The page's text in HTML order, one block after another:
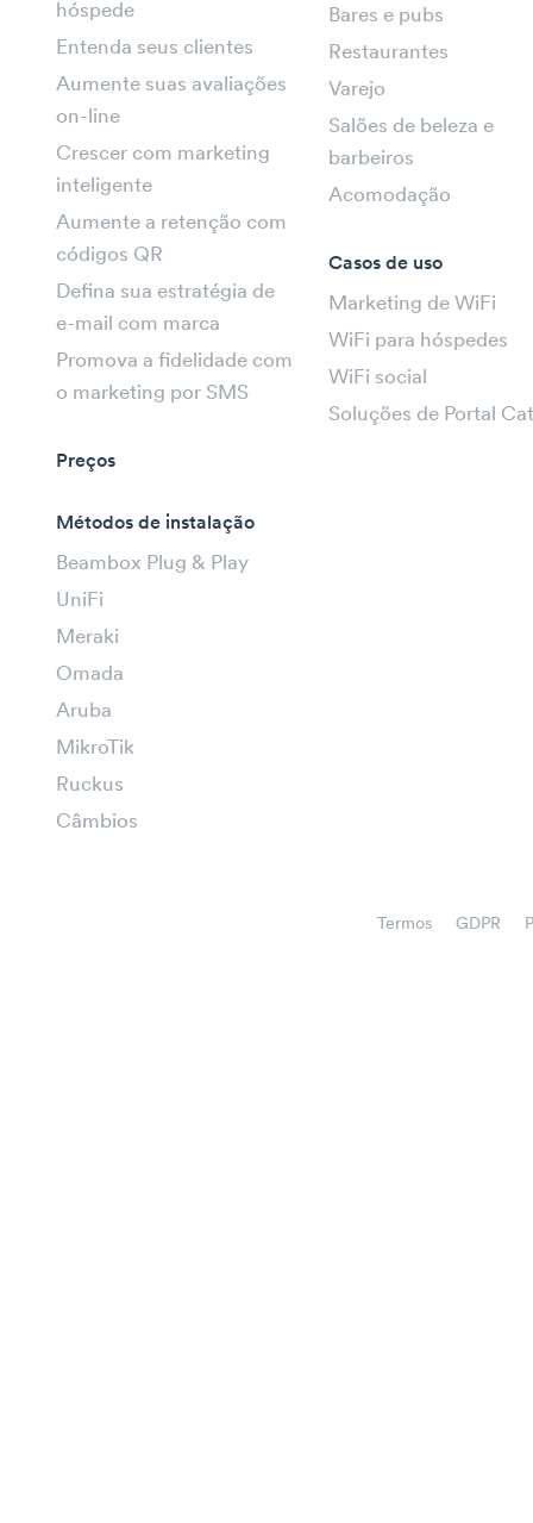
hóspede
Entenda seus clientes
Aumente suas avaliações
on-line
Crescer com marketing
inteligente
Aumente a retenção com
códigos QR
Defina sua estratégia de
e-mail com marca
Promova a fidelidade com
o marketing por SMS
Preços
Métodos de instalação
Beambox Plug & Play
UniFi
Meraki
Omada
Aruba
MikroTik
Ruckus
Câmbios
Bares e pubs
Restaurantes
Varejo
Salões de beleza e
barbeiros
Acomodação
Casos de uso
Marketing de WiFi
WiFi para hóspedes
WiFi social
Soluções de Portal
Termos GDPR